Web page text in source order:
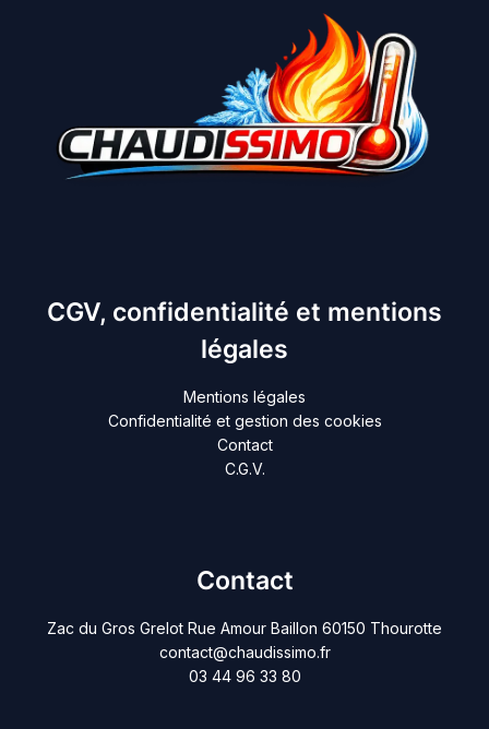
CGV, confidentialité et mentions
légales
Mentions légales
Confidentialité et gestion des cookies
Contact
C.G.V.
Contact
Zac du Gros Grelot Rue Amour Baillon 60150 Thourotte
contact@chaudissimo.fr
03 44 96 33 80